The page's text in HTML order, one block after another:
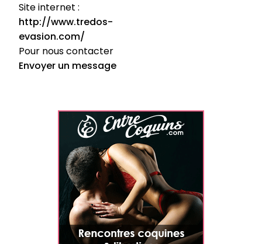
Site internet :
http://www.tredos-
evasion.com/
Pour nous contacter
Envoyer un message